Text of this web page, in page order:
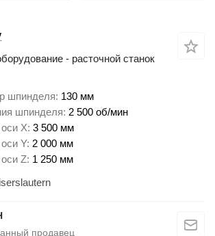
- расточной станок
шпинделя 130 мм
шпинделя 2 500 об/мин
X 3 500 мм
Y 2 000 мм
Z 1 250 мм